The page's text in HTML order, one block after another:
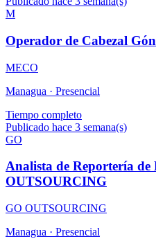
M
Operador de Cabezal
MECO
Managua · Presencial
Tiempo completo
Publicado hace 3 semana(s)
GO
Analista de Reportería
OUTSOURCING
GO OUTSOURCING
Managua · Presencial